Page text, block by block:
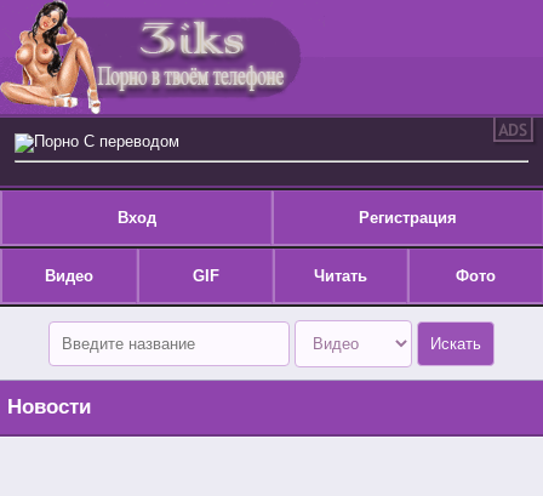
Порно С переводом
Вход Регистрация
Видео GIF Читать Фото
Новости